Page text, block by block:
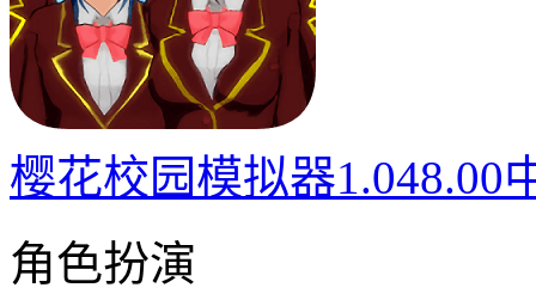
樱花校园模拟器1.048.00
角色扮演